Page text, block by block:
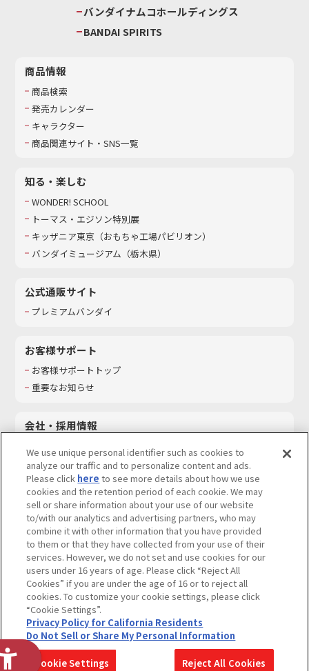
バンダイナムコホールディングス
BANDAI SPIRITS
商品情報
商品検索
発売カレンダー
キャラクター
商品関連サイト・SNS一覧
知る・楽しむ
WONDER! SCHOOL
トーマス・エジソン特別展
キッザニア東京（おもちゃ工場パビリオン）​
バンダイミュージアム（栃木県）
公式通販サイト
プレミアムバンダイ
お客様サポート
お客様サポートトップ
重要なお知らせ
会社・採用情報
採用情報
サステナビリティ
お問い合わせ
ウェブサイトご利用条件 ソーシャルメディアポリシー
個人情報及び特定個人情報等の取り扱いに関する保護方針
Do Not Sell or Share My Personal Information著作権・商標について
カスタマーハラスメントに対する基本的な対応方針
コピーライト一覧を表示する
We use unique personal identifier such as cookies to
analyze our traffic and to personalize content and ads.
Please click here to see more details about how we use
cookies and the retention period of each cookie. We may
sell or share information about your use of our website
to/with our analytics and advertising partners, who may
combine it with other information that you have provided
to them or that they have collected from your use of their
services. However, we do not set and use cookies for our
users under 16 years of age. Please click “Reject All
Cookies” if you are under the age of 16 or to reject all
cookies. To customize your cookie settings, please click
“Cookie Settings”.
Privacy Policy for California Residents
Do Not Sell or Share My Personal Information
Cookie Settings Reject All Cookies